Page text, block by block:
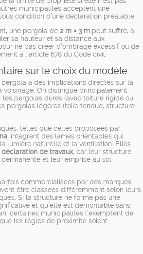
municipalités acceptent une
condition d’une déclaration préalable.
une pergola de 2 m × 3 m peut suffire, à
sa hauteur et sa distance aux
ne pas créer d’ombrage excessif ou de
à l’article 678 du Code civil.
sur le choix du modèle
a des implications directes sur la
voisinage. On distingue principalement
pergolas dures (avec toiture rigide ou
pergolas légères (toile tendue, structure
telles que celles proposées par
, intègrent des lames orientables qui
lumière naturelle et la ventilation. Elles
déclaration de travaux, car leur structure
et leur emprise au sol
commercialisées par des marques
être classées différemment selon leurs
Si la structure ne forme pas une
et qu’elle est démontable sans
certaines municipalités l’exemptent de
les règles de proximité soient